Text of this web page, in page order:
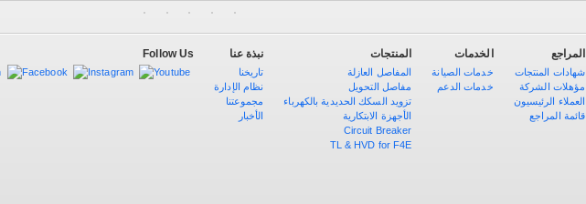
Follow Us نبذة عنا
تاريخنا
نظام الإدارة
مجموعتنا
الأخبار
المنتجات
المفاصل العازلة
مفاصل التحويل
تزويد السكك الحديدية بالكهرباء
الأجهزة الابتكارية
Circuit Breaker
TL & HVD for F4E
الخدمات
خدمات الصيانة
خدمات الدعم
المراجع
شهادات المنتجات
مؤهلات الشركة
العملاء الرئيسيون
قائمة المراجع